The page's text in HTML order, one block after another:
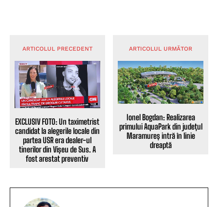
ARTICOLUL PRECEDENT
EXCLUSIV FOTO: Un taximetrist
candidat la alegerile locale din
partea USR era dealer-ul
tinerilor din Vișeu de Sus. A
fost arestat preventiv
ARTICOLUL URMĂTOR
Ionel Bogdan: Realizarea
primului AquaPark din județul
Maramureș intră în linie
dreaptă